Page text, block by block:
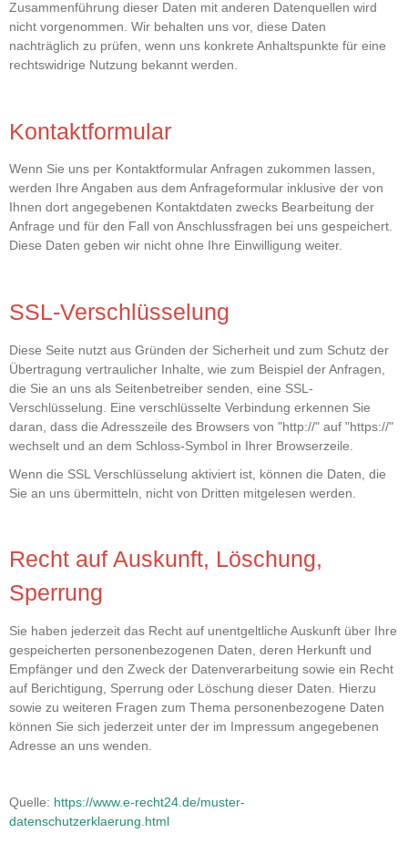
Zusammenführung dieser Daten mit anderen Datenquellen wird
nicht vorgenommen. Wir behalten uns vor, diese Daten
nachträglich zu prüfen, wenn uns konkrete Anhaltspunkte für eine
rechtswidrige Nutzung bekannt werden.
Kontaktformular
Wenn Sie uns per Kontaktformular Anfragen zukommen lassen,
werden Ihre Angaben aus dem Anfrageformular inklusive der von
Ihnen dort angegebenen Kontaktdaten zwecks Bearbeitung der
Anfrage und für den Fall von Anschlussfragen bei uns gespeichert.
Diese Daten geben wir nicht ohne Ihre Einwilligung weiter.
SSL-Verschlüsselung
Diese Seite nutzt aus Gründen der Sicherheit und zum Schutz der
Übertragung vertraulicher Inhalte, wie zum Beispiel der Anfragen,
die Sie an uns als Seitenbetreiber senden, eine SSL-
Verschlüsselung. Eine verschlüsselte Verbindung erkennen Sie
daran, dass die Adresszeile des Browsers von "http://" auf "https://"
wechselt und an dem Schloss-Symbol in Ihrer Browserzeile.
Wenn die SSL Verschlüsselung aktiviert ist, können die Daten, die
Sie an uns übermitteln, nicht von Dritten mitgelesen werden.
Recht auf Auskunft, Löschung,
Sperrung
Sie haben jederzeit das Recht auf unentgeltliche Auskunft über Ihre
gespeicherten personenbezogenen Daten, deren Herkunft und
Empfänger und den Zweck der Datenverarbeitung sowie ein Recht
auf Berichtigung, Sperrung oder Löschung dieser Daten. Hierzu
sowie zu weiteren Fragen zum Thema personenbezogene Daten
können Sie sich jederzeit unter der im Impressum angegebenen
Adresse an uns wenden.
Quelle: https://www.e-recht24.de/muster-
datenschutzerklaerung.html